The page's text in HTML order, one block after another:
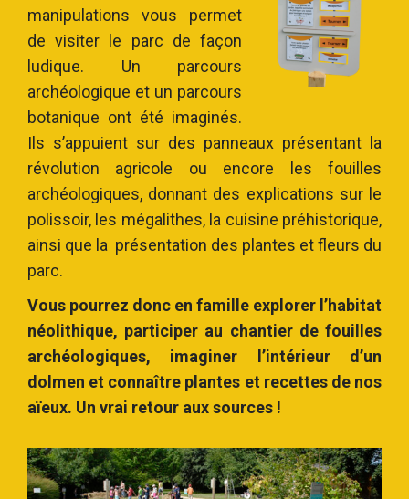
manipulations vous permet
de visiter le parc de façon
ludique. Un parcours
archéologique et un parcours
botanique ont été imaginés.
Ils s’appuient sur des panneaux présentant la
révolution agricole ou encore les fouilles
archéologiques, donnant des explications sur le
polissoir, les mégalithes, la cuisine préhistorique,
ainsi que la présentation des plantes et fleurs du
parc.
Vous pourrez donc en famille explorer l’habitat
néolithique, participer au chantier de fouilles
archéologiques, imaginer l’intérieur d’un
dolmen et connaître plantes et recettes de nos
aïeux. Un vrai retour aux sources !